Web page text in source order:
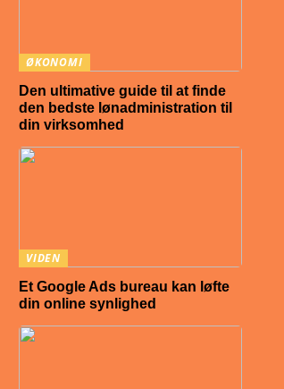
ØKONOMI
Den ultimative guide til at finde
den bedste lønadministration til
din virksomhed
VIDEN
Et Google Ads bureau kan løfte
din online synlighed